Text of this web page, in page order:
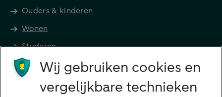
Ouders & kinderen
Wonen
Studeren
Preferred Banking
Wij gebruiken cookies en
vergelijkbare technieken